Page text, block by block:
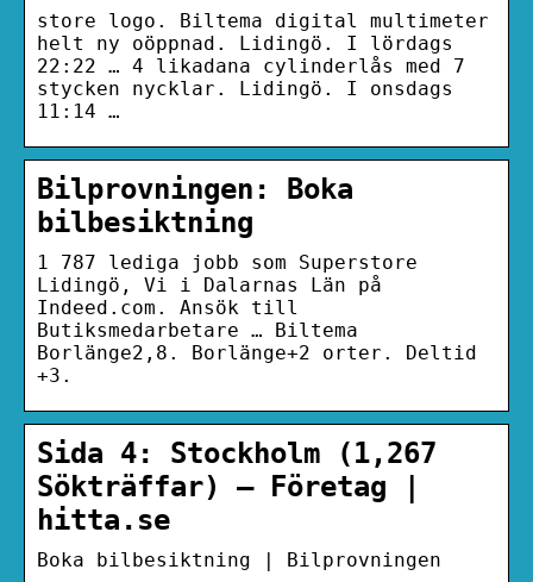
store logo. Biltema digital multimeter
helt ny oöppnad. Lidingö. I lördags
22:22 … 4 likadana cylinderlås med 7
stycken nycklar. Lidingö. I onsdags
11:14 …
Bilprovningen: Boka
bilbesiktning
1 787 lediga jobb som Superstore
Lidingö, Vi i Dalarnas Län på
Indeed.com. Ansök till
Butiksmedarbetare … Biltema
Borlänge2,8. Borlänge+2 orter. Deltid
+3.
Sida 4: Stockholm (1,267
Sökträffar) – Företag |
hitta.se
Boka bilbesiktning | Bilprovningen